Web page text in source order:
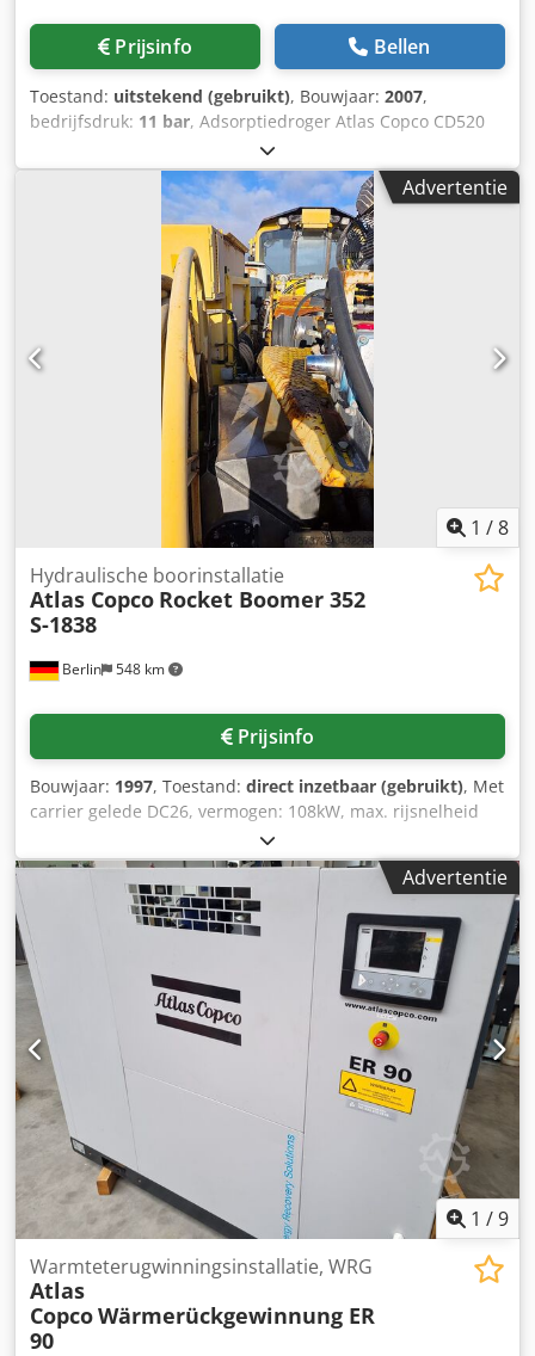
voorwaarden vindt u op onze website. Wij verkopen
uitsluitend op basis van onze algemene voorwaarden (te
Prijsinfo Bellen
Toestand: uitstekend (gebruikt), Bouwjaar: 2007,
bedrijfsdruk: 11 bar, Adsorptiedroger Atlas Copco CD520
met 31,20 m3/min Dkedpfx Aeqay R Djcler
Advertentie
1 /8
Berlin 548 km
Hydraulische boorinstallatie
Atlas Copco Rocket Boomer 352
S-1838
Prijsinfo
Bouwjaar: 1997, Toestand: direct inzetbaar (gebruikt), Met
carrier gelede DC26, vermogen: 108kW, max. rijsnelheid
16km/h, bandenmaat: 14.00 R24 A, 2x boorarm BUT 35,
diesel power pack Deutz BF4M 1013C, boorsteunen BMH
6414, max. boorstanglengte: 4321mm, max. boordiepte:
4020mm, laadplatform HL 210, CE-norm, lucht/water
spoeling, warmtewisselaar en hogedrukpomp Swellex,
zonder boorhamers. Dkedpfxol Tn Epj Acler
Advertentie
1 /9
Warmteterugwinningsinstallatie, WRG
Atlas
CopcoWärmerückgewinnung ER
90